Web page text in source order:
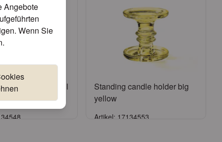
Angebote
Wenn Sie
.
candle holder small
Standing candle holder big
yellow
Artikel: 17134553